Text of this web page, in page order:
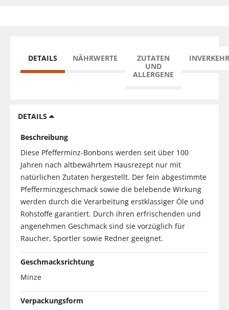
DETAILS NÄHRWERTE
ZUTATEN
UND
ALLERGENE
DETAILS
Beschreibung
Diese Pfefferminz-Bonbons werden seit über 100
Jahren nach altbewährtem Hausrezept nur mit
natürlichen Zutaten hergestellt. Der fein abgestimmte
Pfefferminzgeschmack sowie die belebende Wirkung
werden durch die Verarbeitung erstklassiger Öle und
Rohstoffe garantiert. Durch ihren erfrischenden und
angenehmen Geschmack sind sie vorzüglich für
Raucher, Sportler sowie Redner geeignet.
Geschmacksrichtung
Minze
Verpackungsform